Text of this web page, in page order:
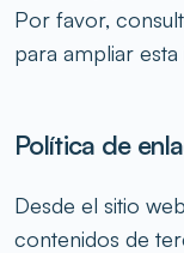
Por favor,
para ampliar
Política de
Desde el sitio
contenidos de